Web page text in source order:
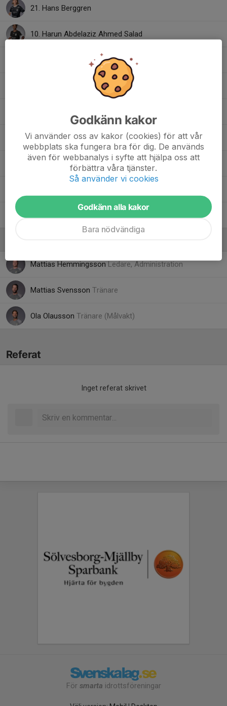
21. Hans Berggren
10. Harun Abdelaziz Ahmed Salad
19. Jamie Larsson
20. Massimo Leandersson
9. Olle Siberg
6. Samuel Nilsson
Mattias Hemmingsson Ledare, Administration
Mattias Svensson Tränare
Ola Olausson Tränare (Målvakt)
Referat
Inget referat skrivet
För smarta idrottsföreningar
Godkänn kakor
Vi använder oss av kakor (cookies) för att vår
webbplats ska fungera bra för dig. De används
även för webbanalys i syfte att hjälpa oss att
förbättra våra tjänster.
Så använder vi cookies
Godkänn alla kakor
Bara nödvändiga